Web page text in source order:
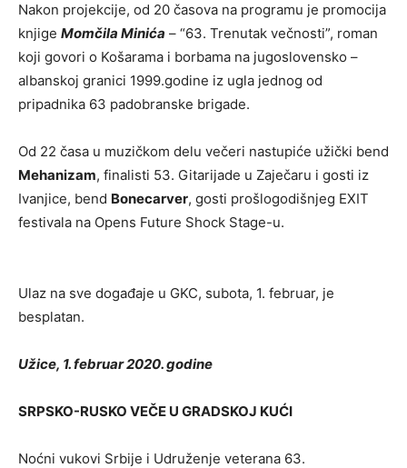
Nakon projekcije, od 20 časova na programu je promocija
knjige Momčila Minića – “63. Trenutak večnosti”, roman
koji govori o Košarama i borbama na jugoslovensko –
albanskoj granici 1999.godine iz ugla jednog od
pripadnika 63 padobranske brigade.
Od 22 časa u muzičkom delu večeri nastupiće užički bend
Mehanizam, finalisti 53. Gitarijade u Zaječaru i gosti iz
Ivanjice, bend Bonecarver, gosti prošlogodišnjeg EXIT
festivala na Opens Future Shock Stage-u.
Ulaz na sve događaje u GKC, subota, 1. februar, je
besplatan.
Užice, 1. februar 2020. godine
SRPSKO-RUSKO VEČE U GRADSKOJ KUĆI
Noćni vukovi Srbije i Udruženje veterana 63.